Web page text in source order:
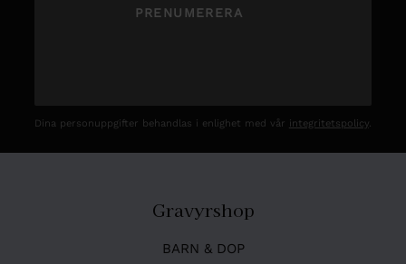
PRENUMERERA
Dina personuppgifter behandlas i enlighet med vår integritetspolicy.
Gravyrshop
BARN & DOP